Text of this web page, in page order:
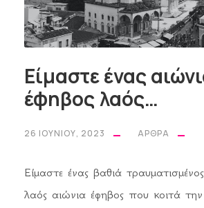
Είμαστε ένας
έφηβος λαός…
26 ΙΟΥΝΊΟΥ, 2023 ΆΡΘΡΑ
Είμαστε ένας βαθιά
λαός αιώνια έφηβος που κοιτά την